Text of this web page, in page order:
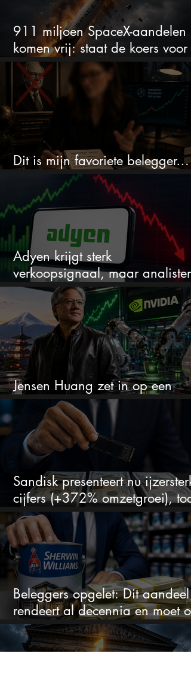
911 miljoen SpaceX-aandelen
komen vrij: staat de koers voor
een nieuwe crash?
Dit is mijn favoriete belegger…
en het is niet Warren Buffett
Adyen krijgt sterk
verkoopsignaal, maar analisten
zien juist een koopkans
Jensen Huang zet in op een
aandeel dat bijna niemand kent
Sandisk presenteert nu
cijfers (+372% omzetgroei), toch
zakt het aandeel weg
Beleggers opgelet: Dit aandeel
rendeert al decennia en moet op
je watchlist staan!